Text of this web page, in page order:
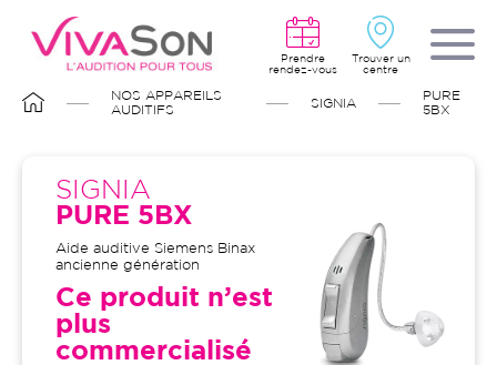
contenu
principal
Prendre
rendez-vous
Trouver un
centre
FIL
D'ARIANE
NOS APPAREILS
AUDITIFS
SIGNIA
PURE
5BX
SIGNIA
PURE 5BX
Aide auditive Siemens Binax
ancienne génération
Ce produit n’est
plus
commercialisé